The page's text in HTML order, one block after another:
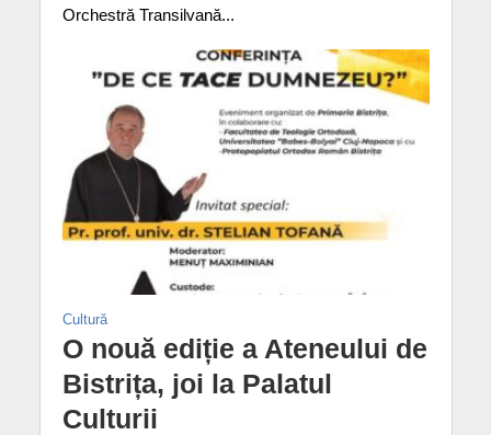
Orchestră Transilvană...
Cultură
O nouă ediție a Ateneului de
Bistrița, joi la Palatul
Culturii